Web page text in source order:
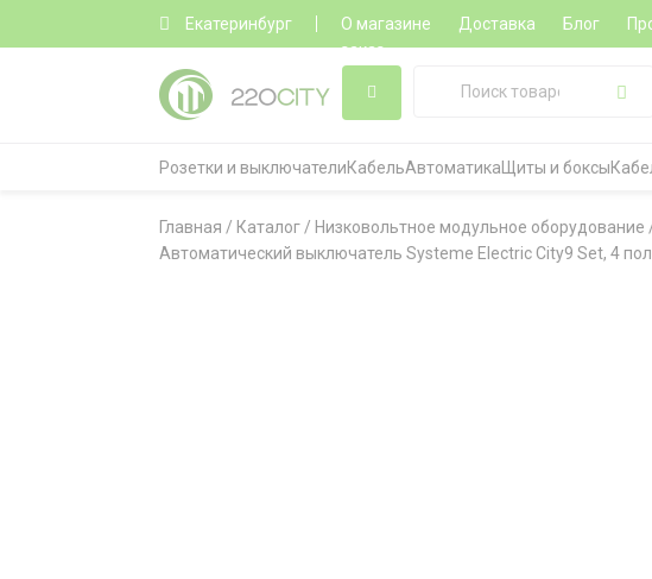
Екатеринбург О магазине Доставка Блог
заказ
Розетки и выключателиКабельАвтоматика Щиты и боксы
Главная / Каталог / Низковольтное модульное оборудование
Автоматический выключатель Systeme Electric City9 Set, 4